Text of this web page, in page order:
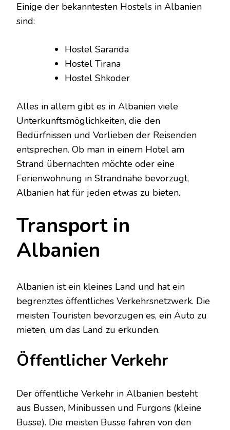
Einige der bekanntesten Hostels in Albanien
sind:
Hostel Saranda
Hostel Tirana
Hostel Shkoder
Alles in allem gibt es in Albanien viele
Unterkunftsmöglichkeiten, die den
Bedürfnissen und Vorlieben der Reisenden
entsprechen. Ob man in einem Hotel am
Strand übernachten möchte oder eine
Ferienwohnung in Strandnähe bevorzugt,
Albanien hat für jeden etwas zu bieten.
Transport in
Albanien
Albanien ist ein kleines Land und hat ein
begrenztes öffentliches Verkehrsnetzwerk. Die
meisten Touristen bevorzugen es, ein Auto zu
mieten, um das Land zu erkunden.
Öffentlicher Verkehr
Der öffentliche Verkehr in Albanien besteht
aus Bussen, Minibussen und Furgons (kleine
Busse). Die meisten Busse fahren von den